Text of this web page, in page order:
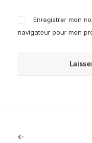
Enregistrer mon
navigateur pour mon